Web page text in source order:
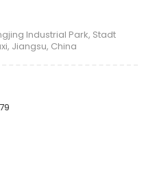
Industrial Park, Stadt
Jiangsu, China